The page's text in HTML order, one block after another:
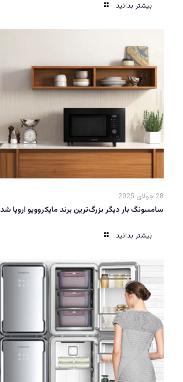
بیشتر بدانید
28 جولای 2025
سامسونگ بار دیگر بزرگ‌ترین برند مایکروویو اروپا شد
بیشتر بدانید